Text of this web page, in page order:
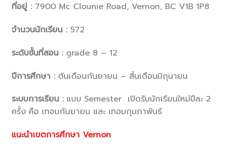
ที่อยู่ :7900 Mc Clounie Road, Vernon, BC V1B 1P8
จำนวนนักเรียน :572
ระดับชั้นที่สอน :grade 8 – 12
ปีการศึกษา :ต้นเดือนกันยายน – สิ้นเดือนมิถุนายน
ระบบการเรียน :แบบ Semester เปิดรับนักเรียนใหม่ปีละ 2
ครั้ง คือ เทอมกันยายน และ เทอมกุมภาพันธ์
แนะนำเขตการศึกษา Vernon